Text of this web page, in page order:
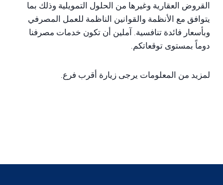
القروض العقارية وغيرها من الحلول التمويلية وذلك بما
يتوافق مع الأنظمة والقوانين الناظمة للعمل المصرفي
وبأسعار فائدة تنافسية. آملين أن تكون خدمات مصرفنا
دوماً بمستوى توقعاتكم.
لمزيد من المعلومات يرجى زيارة أقرب فرع.